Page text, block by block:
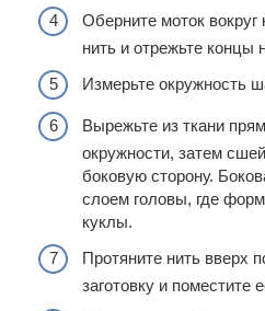
Оберните моток вокруг
нить и отрежьте концы
Измерьте окружность
Вырежьте из ткани
окружности, затем
боковую сторону.
слоем головы, где
куклы.
Протяните нить вверх
заготовку и поместите